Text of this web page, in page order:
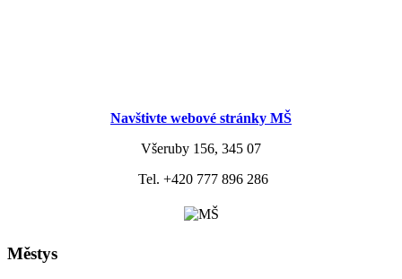
Navštivte webové stránky MŠ
Všeruby 156, 345 07
Tel. +420 777 896 286
Městys